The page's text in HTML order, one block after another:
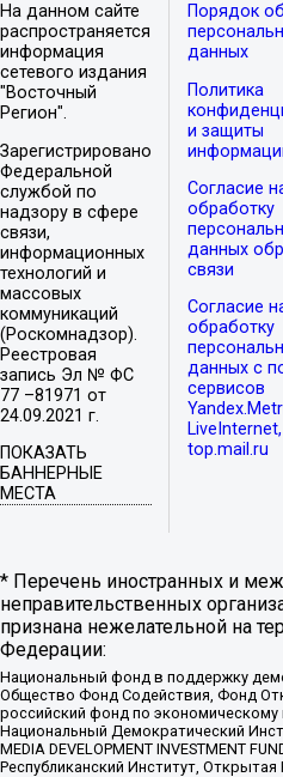
На данном сайте
распространяется
информация
сетевого издания
"Восточный
Регион".
Зарегистрировано
Федеральной
службой по
надзору в сфере
связи,
информационных
технологий и
массовых
коммуникаций
(Роскомнадзор).
Реестровая
запись Эл № ФС
77 –81971 от
24.09.2021 г.
ПОКАЗАТЬ
БАННЕРНЫЕ
МЕСТА
Порядок
данных
Политика
и защиты
Согласие
обработку
данных
связи
Согласие
обработку
данных с
сервисов
LiveInternet,
top.mail.ru
* Перечень иностранных и
неправительственных
признана нежелательной на
Федерации:
Национальный фонд в поддержку
Общество Фонд Содействия, Фонд
российский фонд по
Национальный Демократический
MEDIA DEVELOPMENT INVESTMENT
Республиканский Институт,